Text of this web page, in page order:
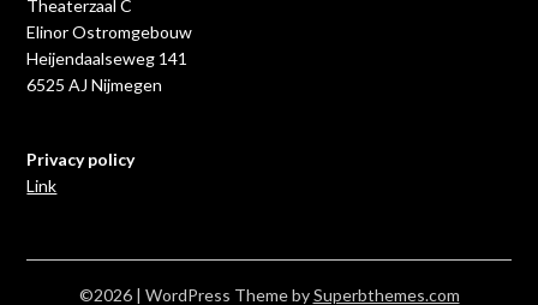
Theaterzaal C
Elinor Ostromgebouw
Heijendaalseweg 141
6525 AJ Nijmegen
Privacy policy
Link
©2026 | WordPress Theme bySuperbthemes.com